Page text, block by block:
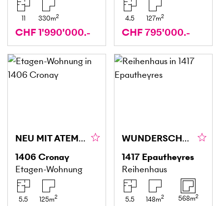
11 330m2
CHF 1'990'000.-
4.5 127m2
CHF 795'000.-
NEU MIT ATEMBERAUBENDER AUSSICHT
1406 Cronay
Etagen-Wohnung
5.5 125m2
WUNDERSCHÖN UND FRIEDLICH MIT GARTEN
1417 Epautheyres
Reihenhaus
5.5 148m2 568m2